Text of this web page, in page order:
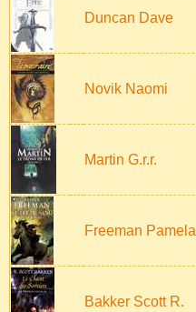
Duncan Dave
Novik Naomi
Martin G.r.r.
Freeman Pamela
Bakker Scott R.